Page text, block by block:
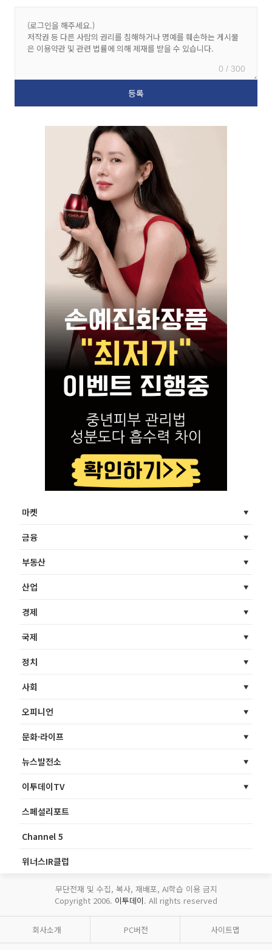
0 / 300
마켓
금융
부동산
산업
경제
국제
정치
사회
오피니언
문화·라이프
뉴스발전소
이투데이TV
스페셜리포트
Channel 5
위너스IR클럽
무단전재 및 수집, 복사, 재배포, AI학습 이용 금지
Copyright 2006. 이투데이. All rights reserved
회사소개 PC버전 사이트맵